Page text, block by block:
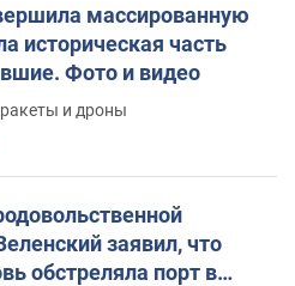
массированную
историческая часть
Фото и видео
и дроны
заявил, что
обстреляла порт в